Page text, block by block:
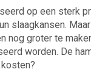
op een sterk
slaagkansen.
nog groter te
worden. De